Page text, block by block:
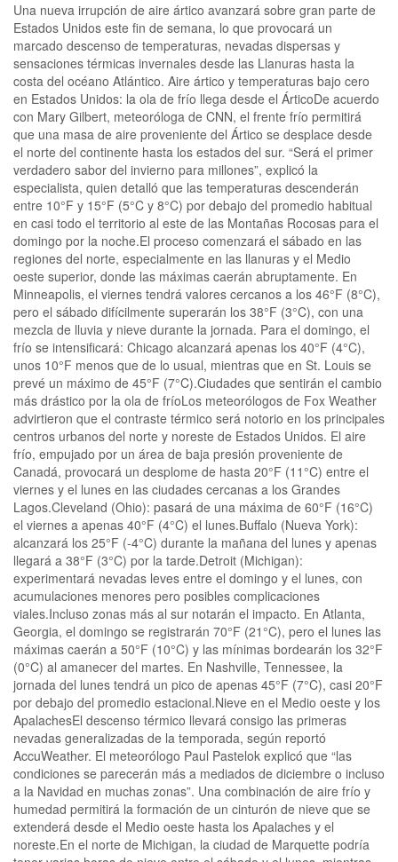
Una nueva irrupción de aire ártico avanzará sobre gran parte de
Estados Unidos este fin de semana, lo que provocará un
marcado descenso de temperaturas, nevadas dispersas y
sensaciones térmicas invernales desde las Llanuras hasta la
costa del océano Atlántico. Aire ártico y temperaturas bajo cero
en Estados Unidos: la ola de frío llega desde el ÁrticoDe acuerdo
con Mary Gilbert, meteoróloga de CNN, el frente frío permitirá
que una masa de aire proveniente del Ártico se desplace desde
el norte del continente hasta los estados del sur. “Será el primer
verdadero sabor del invierno para millones”, explicó la
especialista, quien detalló que las temperaturas descenderán
entre 10°F y 15°F (5°C y 8°C) por debajo del promedio habitual
en casi todo el territorio al este de las Montañas Rocosas para el
domingo por la noche.El proceso comenzará el sábado en las
regiones del norte, especialmente en las llanuras y el Medio
oeste superior, donde las máximas caerán abruptamente. En
Minneapolis, el viernes tendrá valores cercanos a los 46°F (8°C),
pero el sábado difícilmente superarán los 38°F (3°C), con una
mezcla de lluvia y nieve durante la jornada. Para el domingo, el
frío se intensificará: Chicago alcanzará apenas los 40°F (4°C),
unos 10°F menos que de lo usual, mientras que en St. Louis se
prevé un máximo de 45°F (7°C).Ciudades que sentirán el cambio
más drástico por la ola de fríoLos meteorólogos de Fox Weather
advirtieron que el contraste térmico será notorio en los principales
centros urbanos del norte y noreste de Estados Unidos. El aire
frío, empujado por un área de baja presión proveniente de
Canadá, provocará un desplome de hasta 20°F (11°C) entre el
viernes y el lunes en las ciudades cercanas a los Grandes
Lagos.Cleveland (Ohio): pasará de una máxima de 60°F (16°C)
el viernes a apenas 40°F (4°C) el lunes.Buffalo (Nueva York):
alcanzará los 25°F (-4°C) durante la mañana del lunes y apenas
llegará a 38°F (3°C) por la tarde.Detroit (Michigan):
experimentará nevadas leves entre el domingo y el lunes, con
acumulaciones menores pero posibles complicaciones
viales.Incluso zonas más al sur notarán el impacto. En Atlanta,
Georgia, el domingo se registrarán 70°F (21°C), pero el lunes las
máximas caerán a 50°F (10°C) y las mínimas bordearán los 32°F
(0°C) al amanecer del martes. En Nashville, Tennessee, la
jornada del lunes tendrá un pico de apenas 45°F (7°C), casi 20°F
por debajo del promedio estacional.Nieve en el Medio oeste y los
ApalachesEl descenso térmico llevará consigo las primeras
nevadas generalizadas de la temporada, según reportó
AccuWeather. El meteorólogo Paul Pastelok explicó que “las
condiciones se parecerán más a mediados de diciembre o incluso
a la Navidad en muchas zonas”. Una combinación de aire frío y
humedad permitirá la formación de un cinturón de nieve que se
extenderá desde el Medio oeste hasta los Apalaches y el
noreste.En el norte de Michigan, la ciudad de Marquette podría